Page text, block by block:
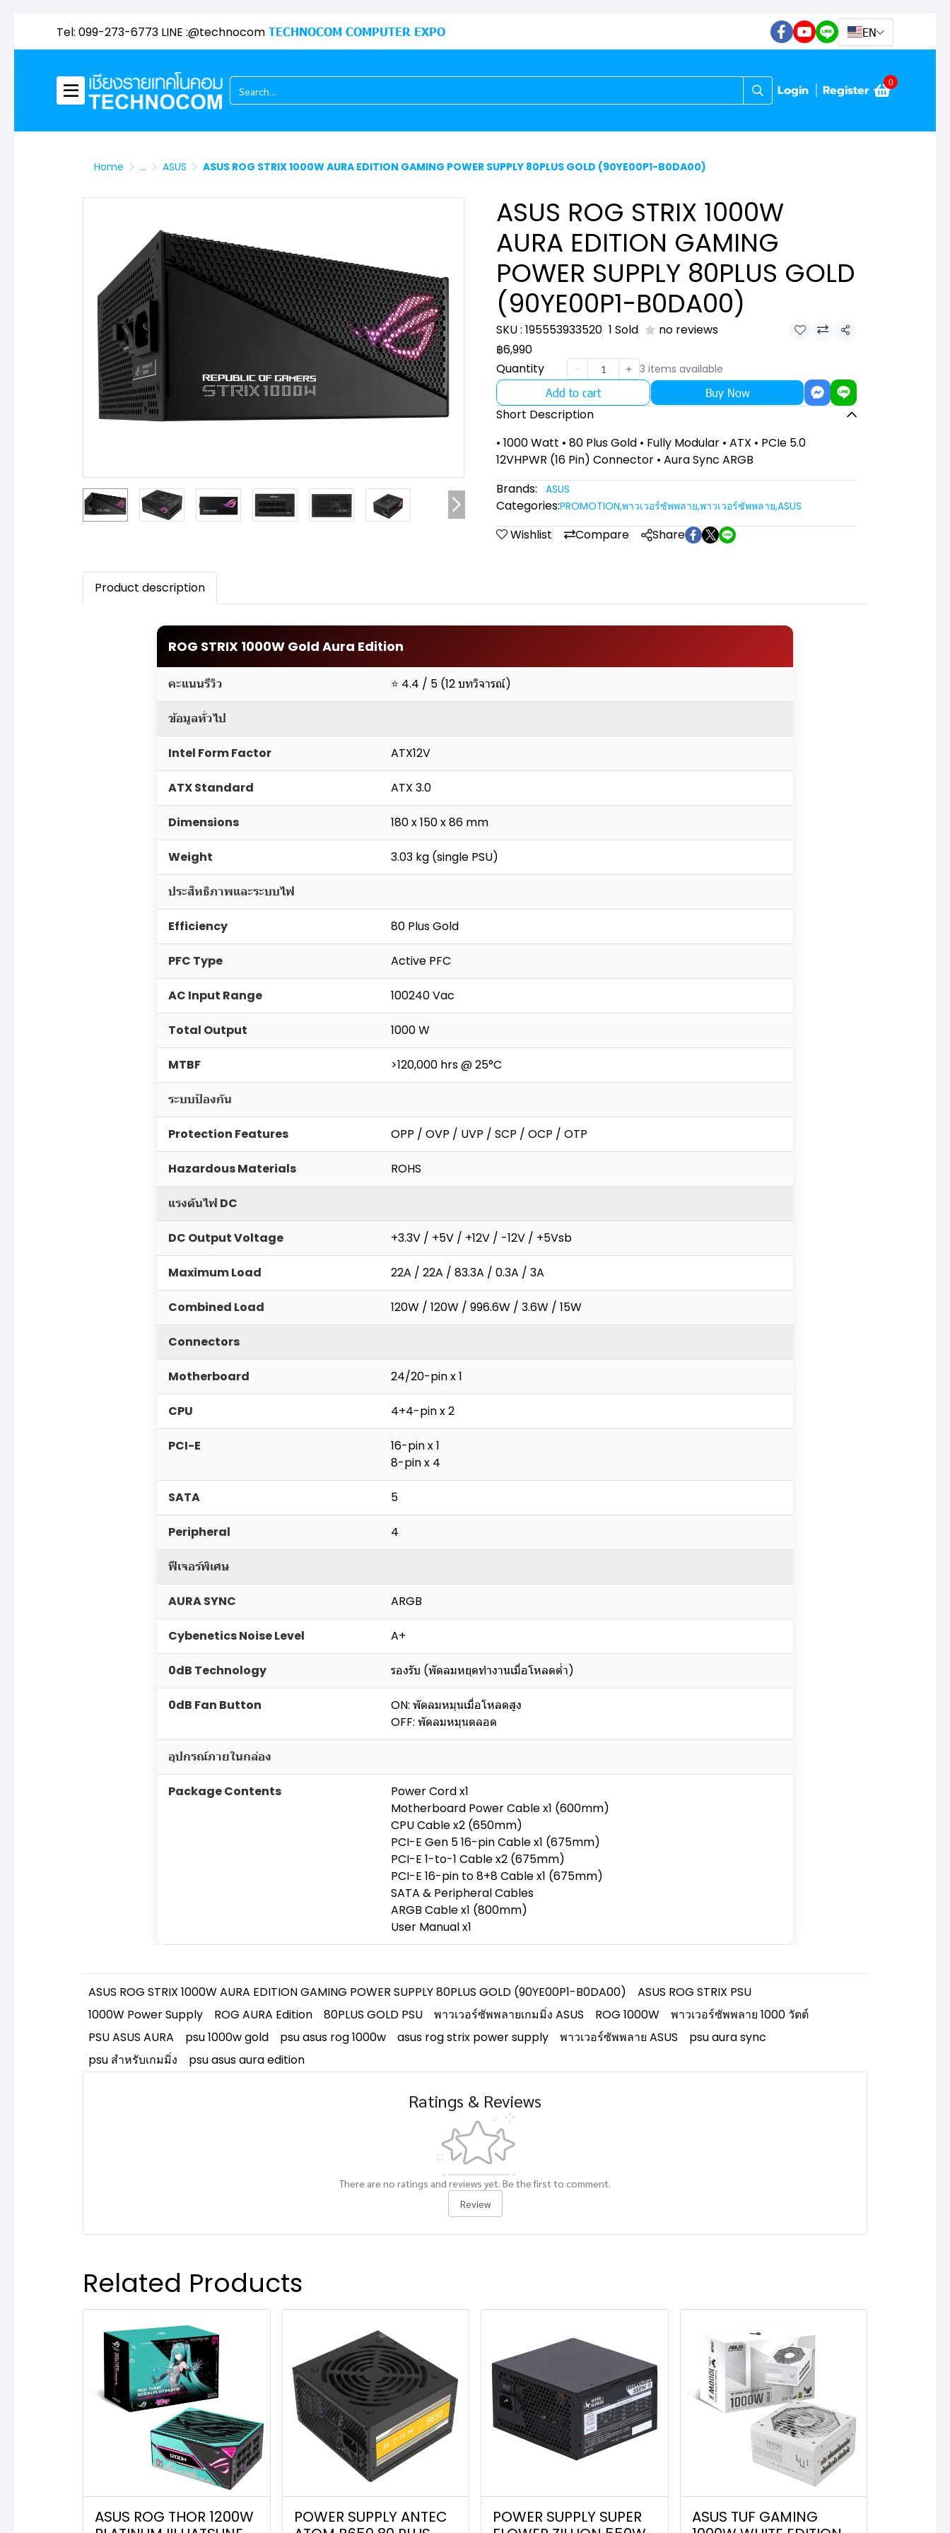
Tel: 099-273-6773 LINE :@technocom TECHNOCOM COMPUTER EXPO EN
Login Register 0
Home ... ASUS ASUS ROG STRIX 1000W AURA EDITION GAMING POWER SUPPLY 80PLUS GOLD (90YE00P1-B0DA00)
ASUS ROG STRIX 1000W
AURA EDITION GAMING
POWER SUPPLY 80PLUS GOLD
(90YE00P1-B0DA00)
SKU : 195553933520 1 Sold no reviews Share
฿6,990
Quantity
3 items available
Add to cart Buy Now
Short Description
• 1000 Watt • 80 Plus Gold • Fully Modular • ATX • PCIe 5.0
12VHPWR (16 Pin) Connector • Aura Sync ARGB
Brands:
ASUS
Categories:PROMOTION,พาวเวอร์ซัพพลาย,พาวเวอร์ซัพพลาย,ASUS
Wishlist Compare Share
Product description
ROG STRIX 1000W Gold Aura Edition
คะแนนรีวิว ⭐ 4.4 / 5 (12 บทวิจารณ์)
ข้อมูลทั่วไป
Intel Form Factor ATX12V
ATX Standard ATX 3.0
Dimensions 180 x 150 x 86 mm
Weight 3.03 kg (single PSU)
ประสิทธิภาพและระบบไฟ
Efficiency 80 Plus Gold
PFC Type Active PFC
AC Input Range 100240 Vac
Total Output 1000 W
MTBF >120,000 hrs @ 25°C
ระบบป้องกัน
Protection Features OPP / OVP / UVP / SCP / OCP / OTP
Hazardous Materials ROHS
แรงดันไฟ DC
DC Output Voltage +3.3V / +5V / +12V / -12V / +5Vsb
Maximum Load 22A / 22A / 83.3A / 0.3A / 3A
Combined Load 120W / 120W / 996.6W / 3.6W / 15W
Connectors
Motherboard 24/20-pin x 1
CPU 4+4-pin x 2
PCI-E
16-pin x 1
8-pin x 4
SATA 5
Peripheral 4
ฟีเจอร์พิเศษ
AURA SYNC ARGB
Cybenetics Noise Level A+
0dB Technology รองรับ (พัดลมหยุดทำงานเมื่อโหลดต่ำ)
0dB Fan Button
ON: พัดลมหมุนเมื่อโหลดสูง
OFF: พัดลมหมุนตลอด
อุปกรณ์ภายในกล่อง
Package Contents
Power Cord x1
Motherboard Power Cable x1 (600mm)
CPU Cable x2 (650mm)
PCI-E Gen 5 16-pin Cable x1 (675mm)
PCI-E 1-to-1 Cable x2 (675mm)
PCI-E 16-pin to 8+8 Cable x1 (675mm)
SATA & Peripheral Cables
ARGB Cable x1 (800mm)
User Manual x1
ASUS ROG STRIX 1000W AURA EDITION GAMING POWER SUPPLY 80PLUS GOLD (90YE00P1-B0DA00)
ASUS ROG STRIX PSU
1000W Power Supply
ROG AURA Edition 80PLUS GOLD PSU พาวเวอร์ซัพพลายเกมมิ่ง ASUS ROG 1000W
พาวเวอร์ซัพพลาย 1000 วัตต์
PSU ASUS AURA
psu 1000w gold psu asus rog 1000w asus rog strix power supply พาวเวอร์ซัพพลาย ASUS
psu aura sync
psu สำหรับเกมมิ่ง
psu asus aura edition
Ratings & Reviews
There are no ratings and reviews yet. Be the first to comment.
Review
Related Products
ASUS ROG THOR 1200W
POWER SUPPLY ANTEC
POWER SUPPLY SUPER
ASUS TUF GAMING